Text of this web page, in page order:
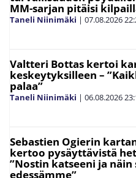
MM-sarjan pitäisi
Taneli Niinimäki | 07.08.2026
Valtteri Bottas kertoi
keskeytyksilleen –
palaa”
Taneli Niinimäki | 06.08.2026
Sebastien Ogierin
kertoo pysäyttävistä
”Nostin katseeni ja
edessämme”